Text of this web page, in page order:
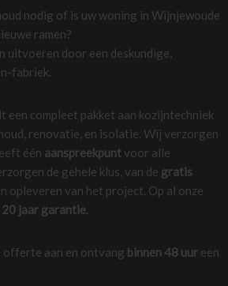
nodig of is uw woning in Wijnjewoude
ramen?
uitvoeren door een deskundige,
fabriek.
compleet pakket aan kozijntechniek
renovatie, en isolatie. Wij verzorgen
één aanspreekpuntvoor alle
de gehele klus, van de gratis
opleveren van het project. Op al onze
20 jaar garantie.
aan en ontvang binnen 48 uureen